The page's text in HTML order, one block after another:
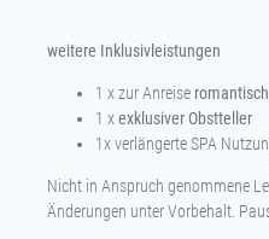
weitere Inklusivleistungen
1 x zur Anreise
1 xexklusiver Obstteller
1x verlängerte SPA
Nicht in Anspruch genommene
Änderungen unter Vorbehalt.